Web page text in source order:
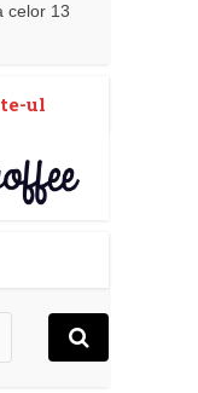
celor 13
ul